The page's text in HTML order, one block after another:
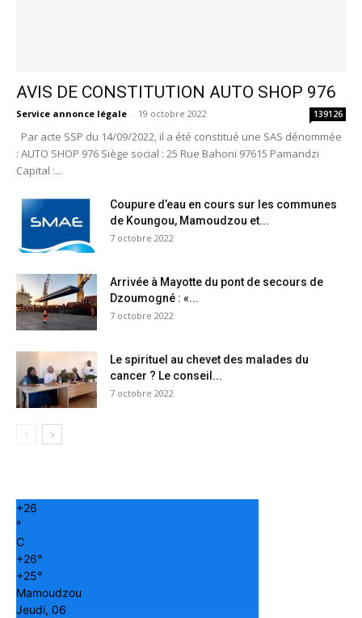
AVIS DE CONSTITUTION AUTO SHOP 976
Service annonce légale - 19 octobre 2022 139126
Par acte SSP du 14/09/2022, il a été constitué une SAS dénommée
: AUTO SHOP 976 Siège social : 25 Rue Bahoni 97615 Pamandzi
Capital :...
Coupure d’eau en cours sur les communes
de Koungou, Mamoudzou et...
7 octobre 2022
Arrivée à Mayotte du pont de secours de
Dzoumogné : «...
7 octobre 2022
Le spirituel au chevet des malades du
cancer ? Le conseil...
7 octobre 2022
+26
°
C
+26°
+25°
Mamoudzou
Jeudi, 06